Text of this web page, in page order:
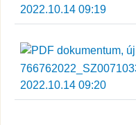
2022.10.14 09:19
2022.10.14 09:20